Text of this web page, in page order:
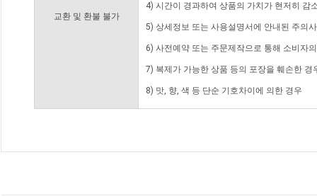
교환 및 환불 불가
4) 시간이 경과하여 상품의 가치가 현저히 감
5) 상세정보 또는 사용설명서에 안내된 주의
6) 사전예약 또는 주문제작으로 통해 소비자
7) 복제가 가능한 상품 등의 포장을 훼손한 경
8) 맛, 향, 색 등 단순 기호차이에 의한 경우